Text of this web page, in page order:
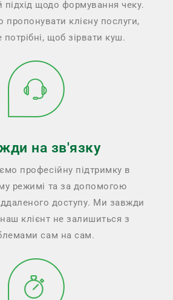
підхід щодо формування чеку.
клієну послуги,
потрібні, щоб зірвати куш.
на зв'язку
професійну підтримку в
режимі та за допомогою
доступу. Ми завжди
наш клієнт не залишиться з
сам на сам.